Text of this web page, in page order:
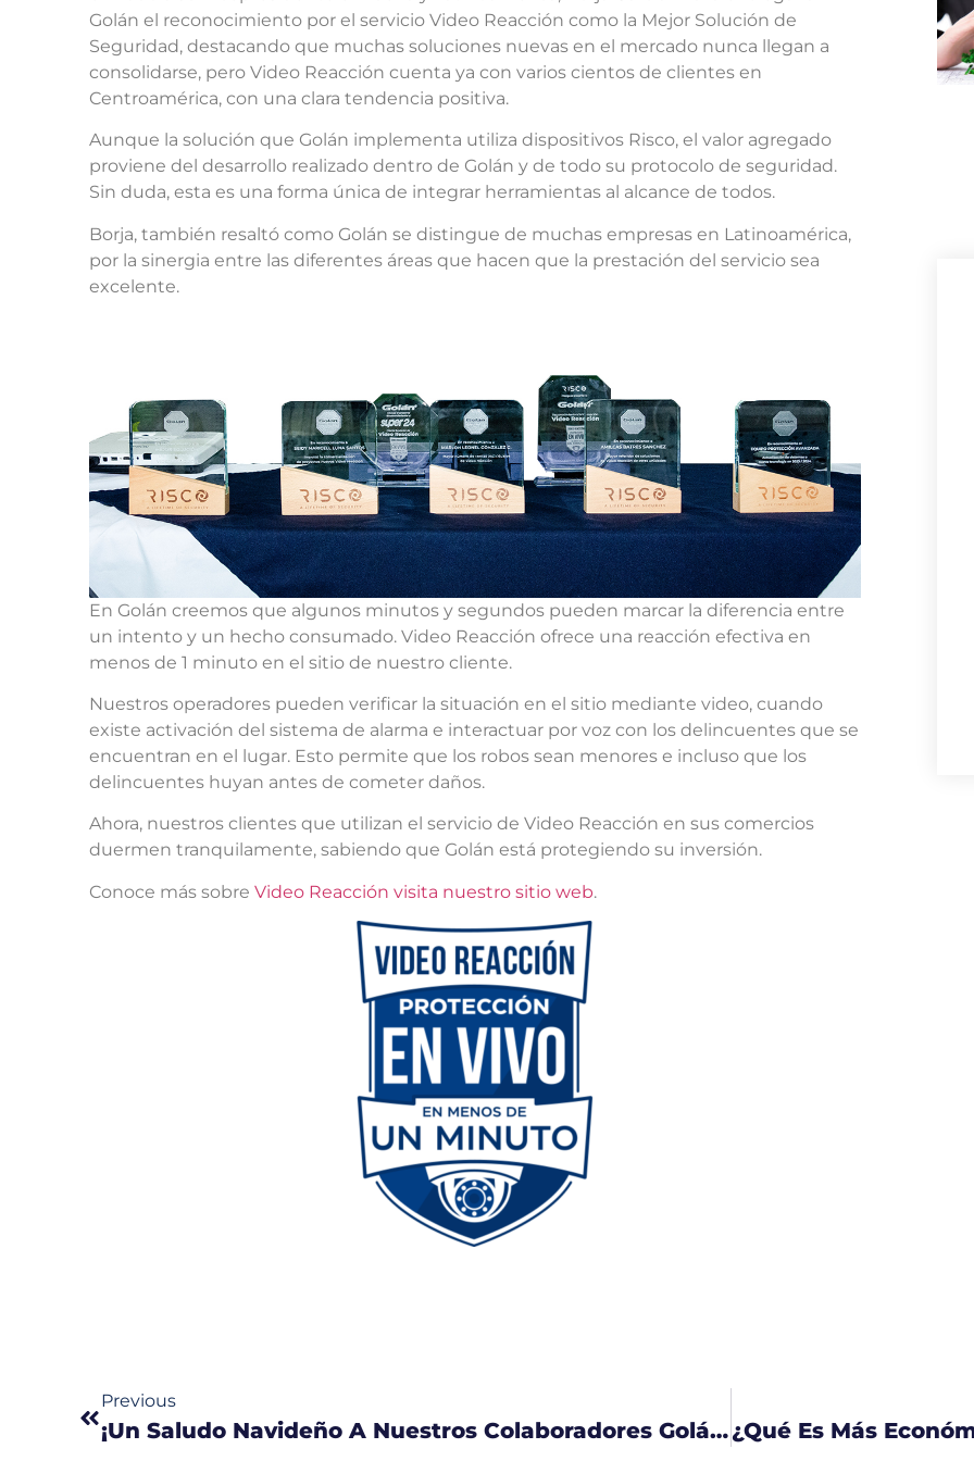
Golán el reconocimiento por el servicio Video Reacción como la Mejor Solución de
Seguridad, destacando que muchas soluciones nuevas en el mercado nunca llegan a
consolidarse, pero Video Reacción cuenta ya con varios cientos de clientes en
Centroamérica, con una clara tendencia positiva.
Aunque la solución que Golán implementa utiliza dispositivos Risco, el valor agregado
proviene del desarrollo realizado dentro de Golán y de todo su protocolo de seguridad.
Sin duda, esta es una forma única de integrar herramientas al alcance de todos.
Borja, también resaltó como Golán se distingue de muchas empresas en Latinoamérica,
por la sinergia entre las diferentes áreas que hacen que la prestación del servicio sea
excelente.
En Golán creemos que algunos minutos y segundos pueden marcar la diferencia entre
un intento y un hecho consumado. Video Reacción ofrece una reacción efectiva en
menos de 1 minuto en el sitio de nuestro cliente.
Nuestros operadores pueden verificar la situación en el sitio mediante video, cuando
existe activación del sistema de alarma e interactuar por voz con los delincuentes que se
encuentran en el lugar. Esto permite que los robos sean menores e incluso que los
delincuentes huyan antes de cometer daños.
Ahora, nuestros clientes que utilizan el servicio de Video Reacción en sus comercios
duermen tranquilamente, sabiendo que Golán está protegiendo su inversión.
Conoce más sobre Video Reacción visita nuestro sitio web.
Previous
¡Un Saludo Navideño A Nuestros Colaboradores Golán En Centroamérica!